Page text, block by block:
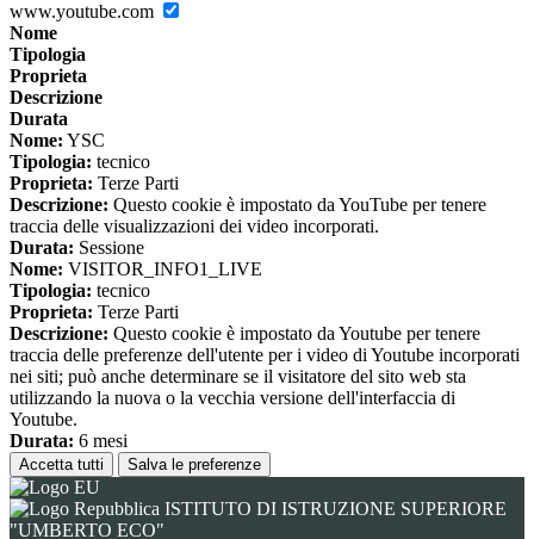
www.youtube.com
Nome
Tipologia
Proprieta
Descrizione
Durata
Nome: YSC
Tipologia: tecnico
Proprieta: Terze Parti
Descrizione: Questo cookie è impostato da YouTube per tenere
traccia delle visualizzazioni dei video incorporati.
Durata: Sessione
Nome: VISITOR_INFO1_LIVE
Tipologia: tecnico
Proprieta: Terze Parti
Descrizione: Questo cookie è impostato da Youtube per tenere
traccia delle preferenze dell'utente per i video di Youtube incorporati
nei siti; può anche determinare se il visitatore del sito web sta
utilizzando la nuova o la vecchia versione dell'interfaccia di
Youtube.
Durata: 6 mesi
Accetta tutti Salva le preferenze
ISTITUTO DI ISTRUZIONE SUPERIORE
"UMBERTO ECO"